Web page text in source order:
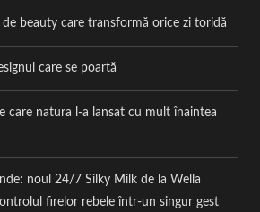
beauty care transformă orice zi toridă
care se poartă
care natura l-a lansat cu mult înaintea
noul 24/7 Silky Milk de la Wella
firelor rebele într-un singur gest